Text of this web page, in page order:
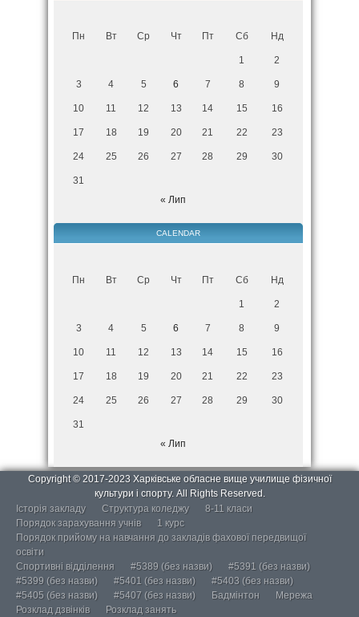
Пн Вт Ср Чт Пт Сб Нд
1 2
3 4 5 6 7 8 9
10 11 12 13 14 15 16
17 18 19 20 21 22 23
24 25 26 27 28 29 30
31
« Лип
CALENDAR
Пн Вт Ср Чт Пт Сб Нд
1 2
3 4 5 6 7 8 9
10 11 12 13 14 15 16
17 18 19 20 21 22 23
24 25 26 27 28 29 30
31
« Лип
Copyright © 2017-2023 Харківське обласне вище училище фізичної
культури і спорту. All Rights Reserved.
Історія закладу
Структура коледжу
8-11 класи
Порядок зарахування учнів
1 курс
Порядок прийому на навчання до закладів фахової передвищої
освіти
Спортивні відділення
#5389 (без назви)
#5391 (без назви)
#5399 (без назви)
#5401 (без назви)
#5403 (без назви)
#5405 (без назви)
#5407 (без назви) Бадмінтон
Мережа
Розклад дзвінків
Розклад занять